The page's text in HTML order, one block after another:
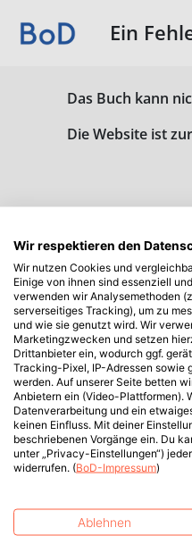
Ein
Das Buch kann
Die Website ist
Wir respektieren den
Wir nutzen Cookies und
Einige von ihnen sind essenziell
verwenden wir Analysemethoden
serverseitiges Tracking), um zu
und wie sie genutzt wird. Wir
Marketingzwecken und setzen
Drittanbieter ein, wodurch ggf.
Tracking-Pixel, IP-Adressen sowie
werden. Auf unserer Seite betten
Anbietern ein (Video-Plattformen).
Datenverarbeitung und ein
keinen Einfluss. Mit deiner
beschriebenen Vorgänge ein. Du
unter „Privacy-Einstellungen“)
widerrufen. (BoD-Impressum)
Ablehnen